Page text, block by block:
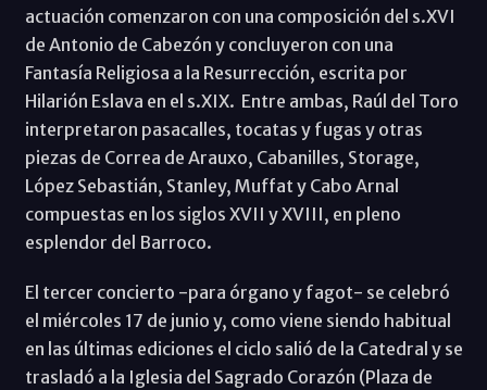
actuación comenzaron con una composición del s.XVI
de Antonio de Cabezón y concluyeron con una
Fantasía Religiosa a la Resurrección, escrita por
Hilarión Eslava en el s.XIX. Entre ambas, Raúl del Toro
interpretaron pasacalles, tocatas y fugas y otras
piezas de Correa de Arauxo, Cabanilles, Storage,
López Sebastián, Stanley, Muffat y Cabo Arnal
compuestas en los siglos XVII y XVIII, en pleno
esplendor del Barroco.
El tercer concierto -para órgano y fagot- se celebró
el miércoles 17 de junio y, como viene siendo habitual
en las últimas ediciones el ciclo salió de la Catedral y se
trasladó a la Iglesia del Sagrado Corazón (Plaza de